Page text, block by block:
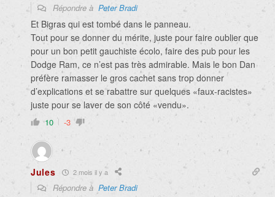
Répondre à Peter Bradi
Et Bigras qui est tombé dans le panneau.
Tout pour se donner du mérite, juste pour faire oublier que
pour un bon petit gauchiste écolo, faire des pub pour les
Dodge Ram, ce n’est pas très admirable. Mais le bon Dan
préfère ramasser le gros cachet sans trop donner
d’explications et se rabattre sur quelques «faux-racistes»
juste pour se laver de son côté «vendu».
10 -3
Jules 2 mois il y a
Répondre à Peter Bradi